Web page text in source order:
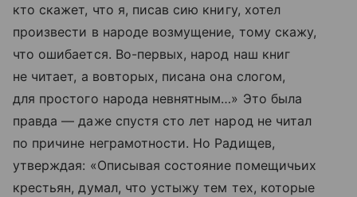
кто скажет, что я, писав сию книгу, хотел
произвести в народе возмущение, тому скажу,
что ошибается. Во-первых, народ наш книг
не читает, а вовторых, писана она слогом,
для простого народа невнятным…» Это была
правда — даже спустя сто лет народ не читал
по причине неграмотности. Но Радищев,
утверждая: «Описывая состояние помещичьих
крестьян, думал, что устыжу тем тех, которые